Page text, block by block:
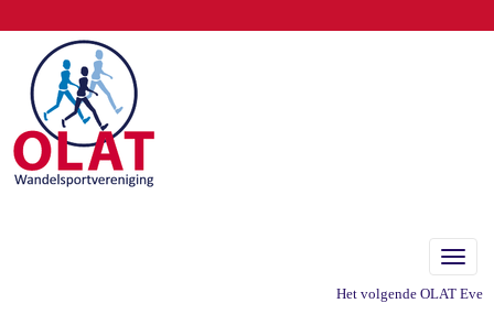
Het volgende OLAT